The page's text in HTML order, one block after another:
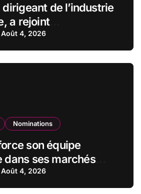
de l’industrie
a rejoint
GROUP (CSG) en
président du conseil
Août 4, 2026
Nominations
son équipe
dans ses marchés
Août 4, 2026